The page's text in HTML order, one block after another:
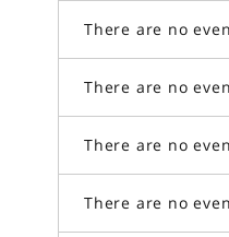
There are no
There are no
There are no
There are no